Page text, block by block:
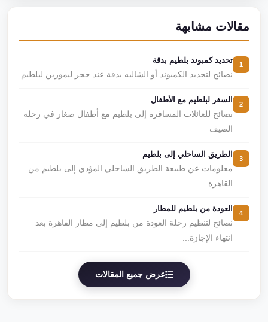
مقالات مشابهة
تحديد كمبوند بلطيم بدقة
نصائح لتحديد الكمبوند أو الشاليه بدقة عند حجز ليموزين لبلطيم
السفر لبلطيم مع الأطفال
نصائح للعائلات المسافرة إلى بلطيم مع أطفال صغار في رحلة
الصيف
الطريق الساحلي إلى بلطيم
معلومات عن طبيعة الطريق الساحلي المؤدي إلى بلطيم من
القاهرة
العودة من بلطيم للمطار
نصائح لتنظيم رحلة العودة من بلطيم إلى مطار القاهرة بعد
انتهاء الإجازة...
عرض جميع المقالات